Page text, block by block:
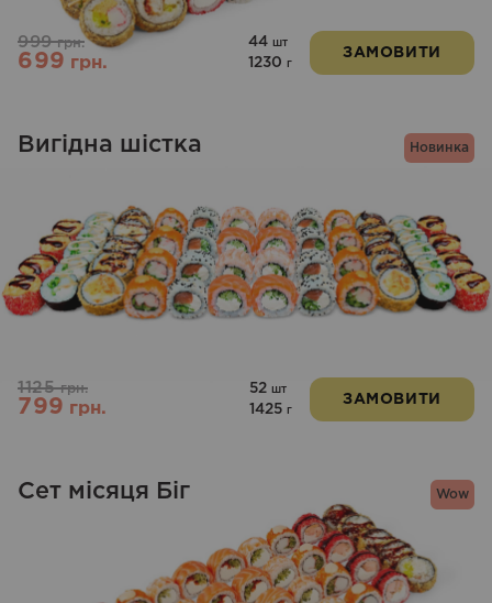
999грн.
699грн.
44 шт
1230 г
ЗАМОВИТИ
Новинка
Вигідна шістка
1125грн.
799грн.
52 шт
1425 г
ЗАМОВИТИ
Wow
Сет місяця Біг